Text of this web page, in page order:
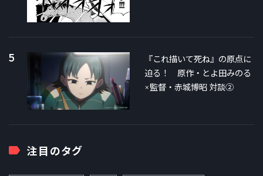
5
『これ描いて死ね』の原点に
迫る！ 原作・とよ田みのる
×監督・赤城博昭 対談②
注目のタグ